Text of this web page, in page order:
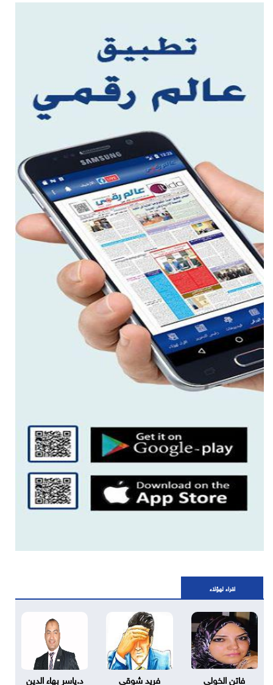
اقراء لهؤلاء
فاتن الخولى فريد شوقى د.ياسر بهاء الدين